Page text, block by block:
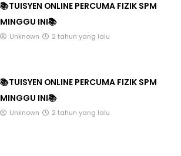
📚TUISYEN ONLINE PERCUMA FIZIK SPM
MINGGU INI📚
Unknown 2 tahun yang lalu
📚TUISYEN ONLINE PERCUMA FIZIK SPM
MINGGU INI📚
Unknown 2 tahun yang lalu